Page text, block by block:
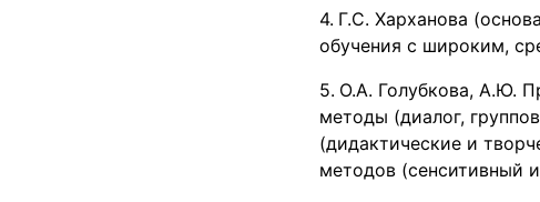
Г.С. Харханова
обучения с широким,
О.А. Голубкова, А.Ю.
методы (диалог,
(дидактические и
методов (сенситивный